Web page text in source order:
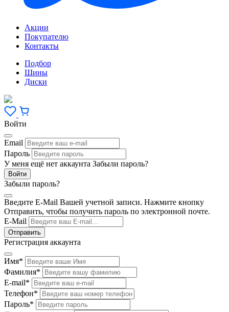
Акции
Покупателю
Контакты
Подбор
Шины
Диски
Войти
Email
Пароль
У меня ещё нет аккаунта Забыли пароль?
Забыли пароль?
Введите E-Mail Вашей учетной записи. Нажмите кнопку
Отправить, чтобы получить пароль по электронной почте.
E-Mail
Регистрация аккаунта
Имя*
Фамилия*
E-mail*
Телефон*
Пароль*